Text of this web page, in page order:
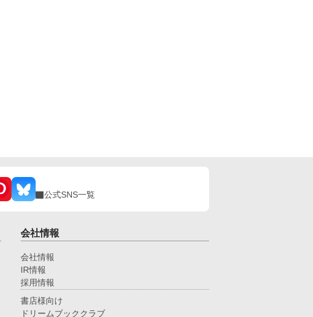
公式SNS一覧
会社情報
会社情報
IR情報
採用情報
書店様向け
ドリームブッククラブ